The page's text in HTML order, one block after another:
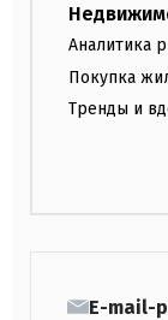
Аналитика
Покупка
Тренды и
E-mail-